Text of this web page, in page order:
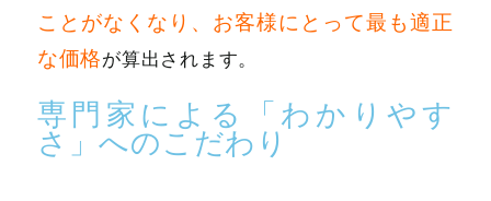
ことがなくなり、お客様にとって最も適正
な価格が算出されます。
専門家による「わかりやす
さ」へのこだわり